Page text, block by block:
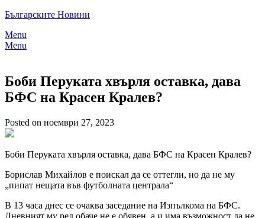
Skip
content
Българските Новини
Menu
Menu
Боби Перуката хвърля оставка, дава
БФС на Красен Кралев?
Posted on ноември 27, 2023
Боби Перуката хвърля оставка, дава БФС на Красен Кралев?
Борислав Михайлов е поискал да се оттегли, но да не му
„пипат нещата във футболната централа“
В 13 часа днес се очаква заседание на Изпълкома на БФС.
Дневният му ред обаче не е обявен, а и има възможност да не